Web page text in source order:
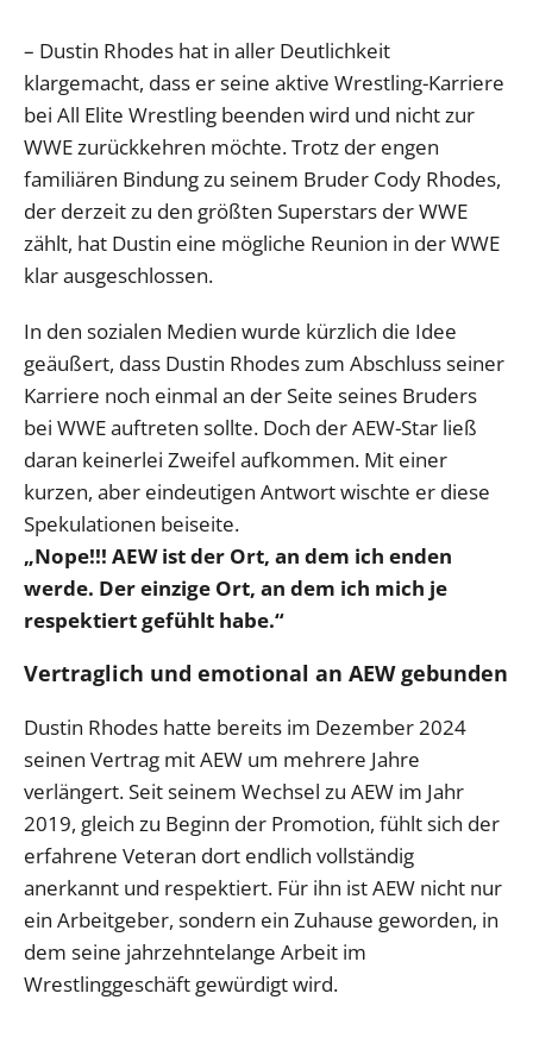
– Dustin Rhodes hat in aller Deutlichkeit
klargemacht, dass er seine aktive Wrestling-Karriere
bei All Elite Wrestling beenden wird und nicht zur
WWE zurückkehren möchte. Trotz der engen
familiären Bindung zu seinem Bruder Cody Rhodes,
der derzeit zu den größten Superstars der WWE
zählt, hat Dustin eine mögliche Reunion in der WWE
klar ausgeschlossen.
In den sozialen Medien wurde kürzlich die Idee
geäußert, dass Dustin Rhodes zum Abschluss seiner
Karriere noch einmal an der Seite seines Bruders
bei WWE auftreten sollte. Doch der AEW-Star ließ
daran keinerlei Zweifel aufkommen. Mit einer
kurzen, aber eindeutigen Antwort wischte er diese
Spekulationen beiseite.
„Nope!!! AEW ist der Ort, an dem ich enden
werde. Der einzige Ort, an dem ich mich je
respektiert gefühlt habe.“
Vertraglich und emotional an AEW gebunden
Dustin Rhodes hatte bereits im Dezember 2024
seinen Vertrag mit AEW um mehrere Jahre
verlängert. Seit seinem Wechsel zu AEW im Jahr
2019, gleich zu Beginn der Promotion, fühlt sich der
erfahrene Veteran dort endlich vollständig
anerkannt und respektiert. Für ihn ist AEW nicht nur
ein Arbeitgeber, sondern ein Zuhause geworden, in
dem seine jahrzehntelange Arbeit im
Wrestlinggeschäft gewürdigt wird.